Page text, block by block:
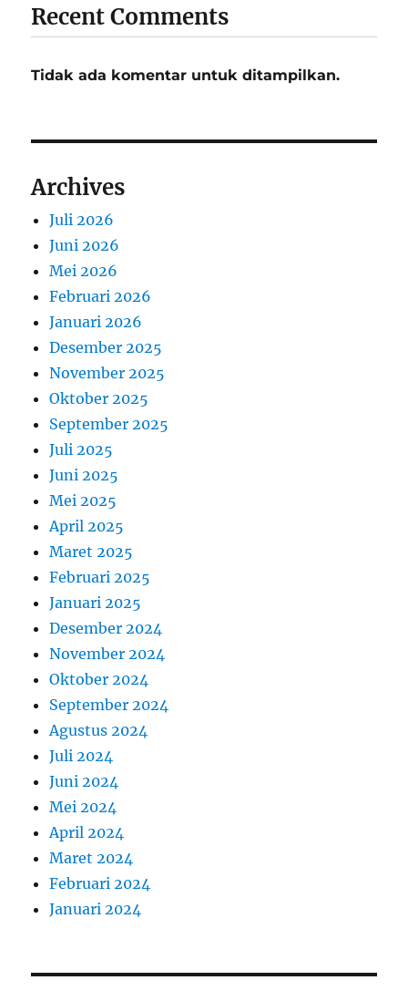
Recent Comments
Tidak ada komentar untuk ditampilkan.
Archives
Juli 2026
Juni 2026
Mei 2026
Februari 2026
Januari 2026
Desember 2025
November 2025
Oktober 2025
September 2025
Juli 2025
Juni 2025
Mei 2025
April 2025
Maret 2025
Februari 2025
Januari 2025
Desember 2024
November 2024
Oktober 2024
September 2024
Agustus 2024
Juli 2024
Juni 2024
Mei 2024
April 2024
Maret 2024
Februari 2024
Januari 2024